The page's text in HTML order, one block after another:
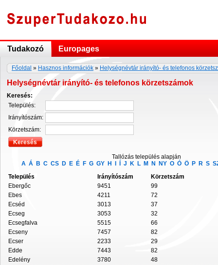
Tudakozó Europages
Főoldal » Hasznos információk » Helységnévtár irányító- és telefonos
Helységnévtár irányító- és telefonos körzetszámok
Keresés:
Település:
Irányítószám:
Körzetszám:
Tallózás település alapján
A Á B C CS D E É F G GY H J K L M N NY O Ó Ö P R S
Település
Irányítószám
Körzetszám
Ebergőc
9451
99
Ebes
4211
72
Ecséd
3013
37
Ecseg
3053
32
Ecsegfalva
5515
66
Ecseny
7457
82
Ecser
2233
29
Edde
7443
82
Edelény
3780
48